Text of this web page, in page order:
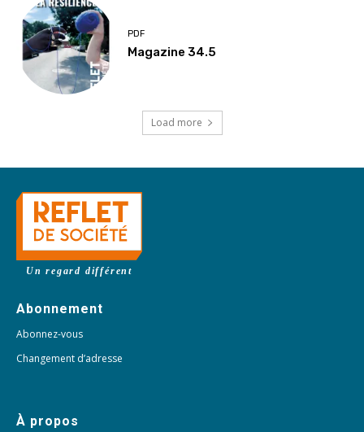
PDF
Magazine 34.5
Load more
Un regard différent
Abonnement
Abonnez-vous
Changement d’adresse
À propos